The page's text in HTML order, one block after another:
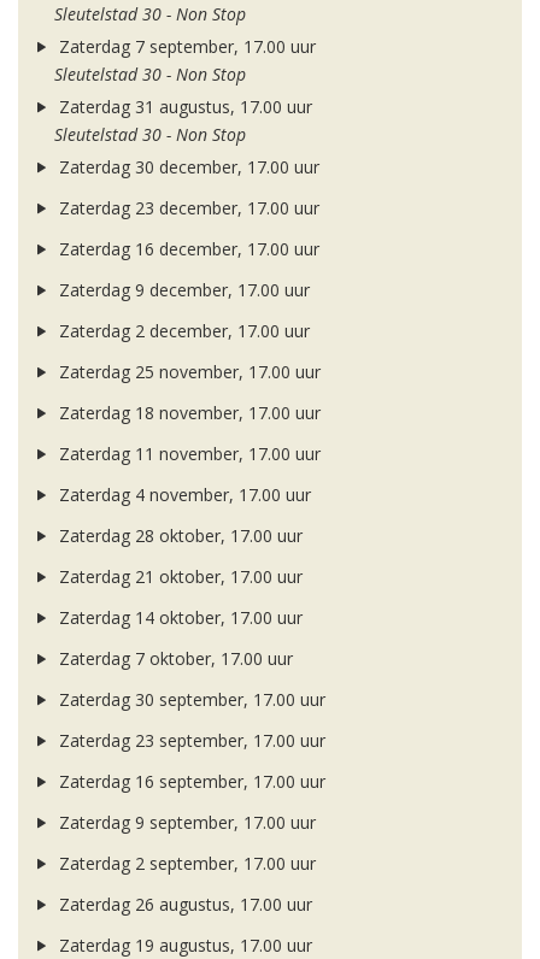
Sleutelstad 30 - Non Stop
Zaterdag 7 september, 17.00 uur
Sleutelstad 30 - Non Stop
Zaterdag 31 augustus, 17.00 uur
Sleutelstad 30 - Non Stop
Zaterdag 30 december, 17.00 uur
Zaterdag 23 december, 17.00 uur
Zaterdag 16 december, 17.00 uur
Zaterdag 9 december, 17.00 uur
Zaterdag 2 december, 17.00 uur
Zaterdag 25 november, 17.00 uur
Zaterdag 18 november, 17.00 uur
Zaterdag 11 november, 17.00 uur
Zaterdag 4 november, 17.00 uur
Zaterdag 28 oktober, 17.00 uur
Zaterdag 21 oktober, 17.00 uur
Zaterdag 14 oktober, 17.00 uur
Zaterdag 7 oktober, 17.00 uur
Zaterdag 30 september, 17.00 uur
Zaterdag 23 september, 17.00 uur
Zaterdag 16 september, 17.00 uur
Zaterdag 9 september, 17.00 uur
Zaterdag 2 september, 17.00 uur
Zaterdag 26 augustus, 17.00 uur
Zaterdag 19 augustus, 17.00 uur